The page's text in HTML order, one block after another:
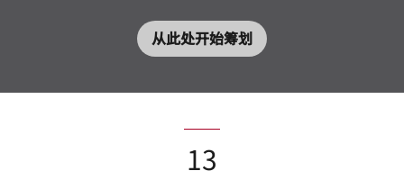
从此处开始筹划
13